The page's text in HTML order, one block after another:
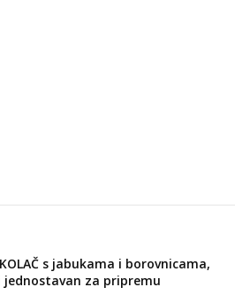
KOLAČ s jabukama i borovnicama,
jednostavan za pripremu